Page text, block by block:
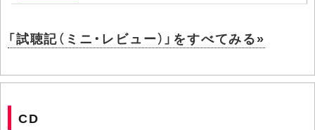
「試聴記（ミニ・レビュー）」をすべてみる»
CD